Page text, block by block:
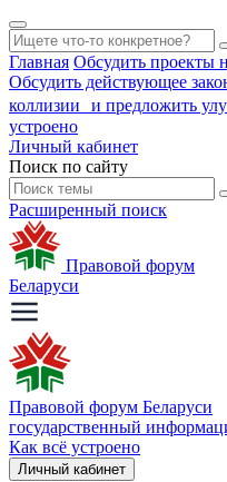
Главная Обсудить проекты
Обсудить действующее
коллизии и предложить
устроено
Личный кабинет
Поиск по сайту
Расширенный поиск
Правовой форум
Беларуси
Правовой форум Беларуси
государственный
Как всё устроено
Личный кабинет